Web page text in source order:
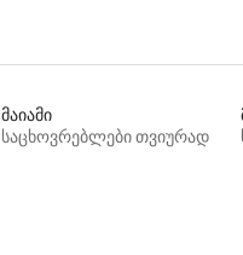
მაიამი
საცხოვრებლები თვიურად